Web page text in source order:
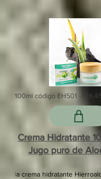
100ml código EH501 -
Crema Hidratante
Jugo puro de
Ia crema hidratante